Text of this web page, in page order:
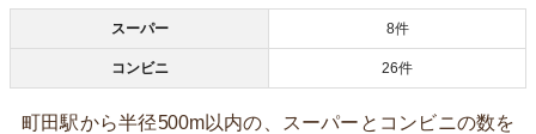
スーパー 8件
コンビニ 26件
町田駅から半径500m以内の、スーパーとコンビニの数を